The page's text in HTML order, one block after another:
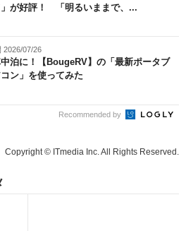
」が好評！ 「明るいままで、...
2026/07/26
泊に！【BougeRV】の「最新ポータブ
ン」を使ってみた
Recommended by
Copyright © ITmedia Inc. All Rights Reserved.